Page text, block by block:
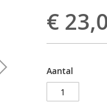
€
Aantal